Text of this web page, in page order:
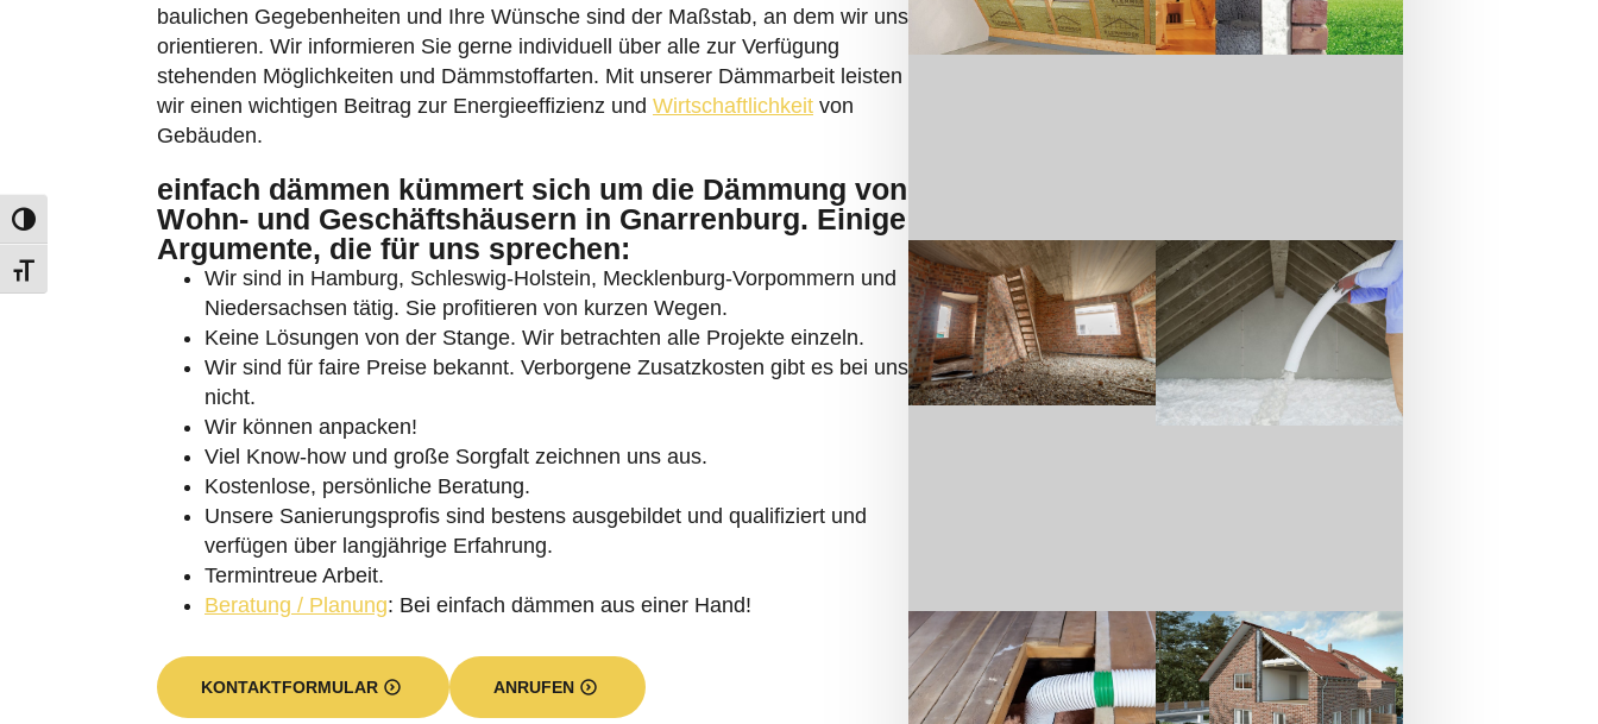
Umschalten auf hohe Kontraste
Schrift vergrößern
baulichen Gegebenheiten und Ihre Wünsche sind der Maßstab, an dem wir uns
orientieren. Wir informieren Sie gerne individuell über alle zur Verfügung
stehenden Möglichkeiten und Dämmstoffarten. Mit unserer Dämmarbeit leisten
wir einen wichtigen Beitrag zur Energieeffizienz und Wirtschaftlichkeit von
Gebäuden.
einfach dämmen kümmert sich um die Dämmung von
Wohn- und Geschäftshäusern in Gnarrenburg. Einige
Argumente, die für uns sprechen:
Wir sind in Hamburg, Schleswig-Holstein, Mecklenburg-Vorpommern und
Niedersachsen tätig. Sie profitieren von kurzen Wegen.
Keine Lösungen von der Stange. Wir betrachten alle Projekte einzeln.
Wir sind für faire Preise bekannt. Verborgene Zusatzkosten gibt es bei uns
nicht.
Wir können anpacken!
Viel Know-how und große Sorgfalt zeichnen uns aus.
Kostenlose, persönliche Beratung.
Unsere Sanierungsprofis sind bestens ausgebildet und qualifiziert und
verfügen über langjährige Erfahrung.
Termintreue Arbeit.
Beratung / Planung: Bei einfach dämmen aus einer Hand!
KONTAKTFORMULAR ANRUFEN